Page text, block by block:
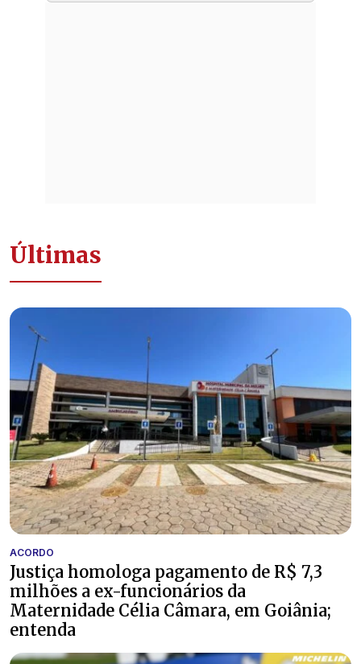
Últimas
ACORDO
Justiça homologa pagamento de R$ 7,3
milhões a ex-funcionários da
Maternidade Célia Câmara, em Goiânia;
entenda